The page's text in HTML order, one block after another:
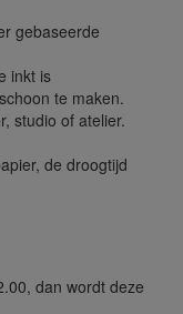
gebaseerde
inkt is
te maken.
studio of atelier.
de droogtijd
dan wordt deze